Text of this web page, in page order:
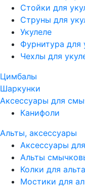
Стойки для
Струны для
Укулеле
Фурнитура для
Чехлы для
Цимбалы
Шаркунки
Аксессуары для
Канифоли
Альты, аксессуары
Аксессуары
Альты
Колки для альта
Мостики для